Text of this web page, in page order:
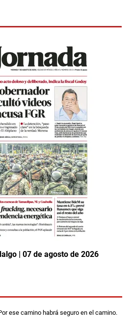
| 07 de agosto de 2026
ese camino habrá seguro en el camino.